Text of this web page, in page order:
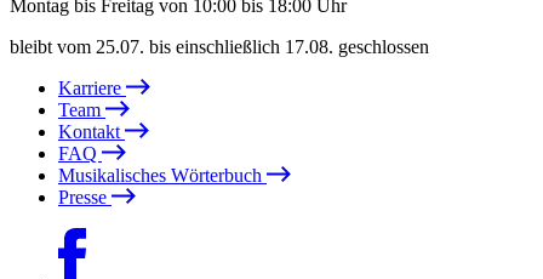
Montag bis Freitag von 10:00 bis 18:00 Uhr
bleibt vom 25.07. bis einschließlich 17.08. geschlossen
Karriere
Team
Kontakt
FAQ
Musikalisches Wörterbuch
Presse